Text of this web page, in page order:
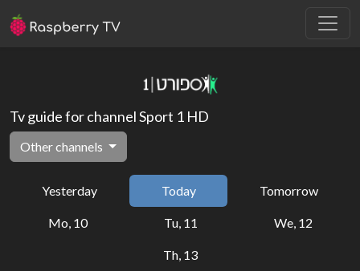
Tv guide for channel Sport 1 HD
Other channels
Yesterday Today Tomorrow
Mo, 10 Tu, 11 We, 12
Th, 13